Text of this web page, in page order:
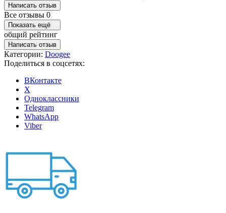
Написать отзыв
Все отзывы 0
Показать ещё
общий рейтинг
Написать отзыв
Категории: Doogee
Поделиться в соцсетях:
ВКонтакте
X
Одноклассники
Telegram
WhatsApp
Viber